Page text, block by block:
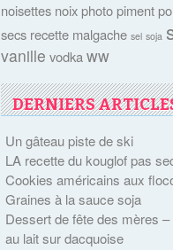
noisettes noix photo piment
secs recette malgache sel soja
vanille vodka ww
DERNIERS
Un gâteau piste de ski
LA recette du kouglof pas
Cookies américains aux
Graines à la sauce soja
Dessert de fête des mères
au lait sur dacquoise